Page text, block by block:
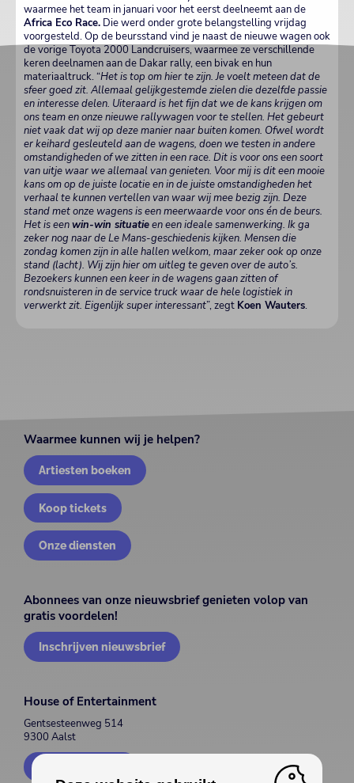
waarmee het team in januari voor het eerst deelneemt aan de
Africa Eco Race. Die werd onder grote belangstelling vrijdag
voorgesteld. Op de beursstand vind je naast de nieuwe wagen ook
de vorige Toyota 2000 Landcruisers, waarmee ze verschillende
keren deelnamen aan de Dakar rally, een bivak en hun
materiaaltruck. “Het is top om hier te zijn. Je voelt meteen dat de
sfeer goed zit. Allemaal gelijkgestemde zielen die dezelfde passie
en interesse delen. Uiteraard is het fijn dat we de kans krijgen om
ons team en onze nieuwe rallywagen voor te stellen. Het gebeurt
niet vaak dat wij op deze manier naar buiten komen. Ofwel wordt
er keihard gesleuteld aan de wagens, doen we testen in andere
omstandigheden of we zitten in een race. Dit is voor ons een soort
van uitje waar we allemaal van genieten. Voor mij is dit een mooie
kans om op de juiste locatie en in de juiste omstandigheden het
verhaal te kunnen vertellen van waar wij mee bezig zijn. Deze
stand met onze wagens is een meerwaarde voor ons én de beurs.
Het is eenwin-win situatieen een ideale samenwerking. Ik ga
zeker nog naar de Le Mans-geschiedenis kijken. Mensen die
zondag komen zijn in alle hallen welkom, maar zeker ook op onze
stand (lacht). Wij zijn hier om uitleg te geven over de auto’s.
Bezoekers kunnen een keer in de wagens gaan zitten of
rondsnuisteren in de service truck waar de hele logistiek in
verwerkt zit. Eigenlijk super interessant”, zegt Koen Wauters.
Waarmee kunnen wij je helpen?
Artiesten boeken
Koop tickets
Onze diensten
Abonnees van onze nieuwsbrief genieten volop van
gratis voordelen!
Inschrijven nieuwsbrief
House of Entertainment
Gentsesteenweg 514
9300 Aalst